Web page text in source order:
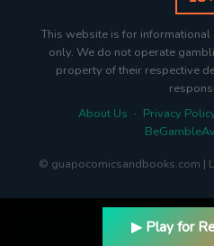
This website is for
only. We do not operate
property of their respective
About Us · Privacy
© guapocomicsandbooks.com |
▶ Play for